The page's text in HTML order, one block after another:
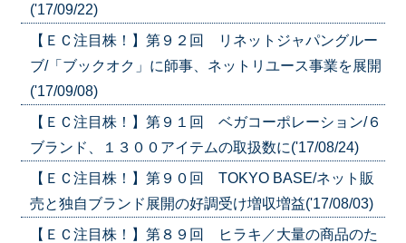
('17/09/22)
【ＥＣ注目株！】第９２回 リネットジャパングルー
ブ/「ブックオク」に師事、ネットリユース事業を展開
('17/09/08)
【ＥＣ注目株！】第９１回 ベガコーポレーション/６
ブランド、１３００アイテムの取扱数に('17/08/24)
【ＥＣ注目株！】第９０回 TOKYO BASE/ネット販
売と独自ブランド展開の好調受け増収増益('17/08/03)
【ＥＣ注目株！】第８９回 ヒラキ／大量の商品のた